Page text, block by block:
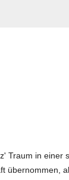
Traum in einer
übernommen,